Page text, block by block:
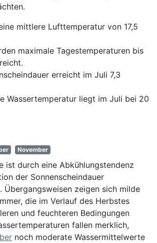
mittlere Lufttemperatur von 17,5
maximale Tagestemperaturen bis
erreicht im Juli 7,3
Wassertemperatur liegt im Juli bei 20
November
ist durch eine Abkühlungstendenz
der Sonnenscheindauer
Übergangsweisen zeigen sich milde
die im Verlauf des Herbstes
und feuchteren Bedingungen
fallen merklich,
noch moderate Wassermittelwerte